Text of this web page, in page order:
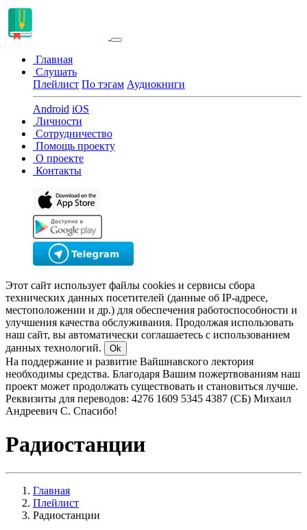
Главная
Слушать
Плейлист По тэгам Аудиокниги
Android iOS
Личности
Сотрудничество
Помощь проекту
О проекте
Контакты
Этот сайт использует файлы cookies и сервисы сбора
технических данных посетителей (данные об IP-адресе,
местоположении и др.) для обеспечения работоспособности и
улучшения качества обслуживания. Продолжая использовать
наш сайт, вы автоматически соглашаетесь с использованием
данных технологий.
Ok
На поддержание и развитие Вайшнавского лектория
необходимы средства. Благодаря Вашим пожертвованиям наш
проект может продолжать существовать и становиться лучше.
Реквизиты для переводов: 4276 1609 5345 4387 (СБ) Михаил
Андреевич С. Спасибо!
Радиостанции
Главная
Плейлист
Радиостанции